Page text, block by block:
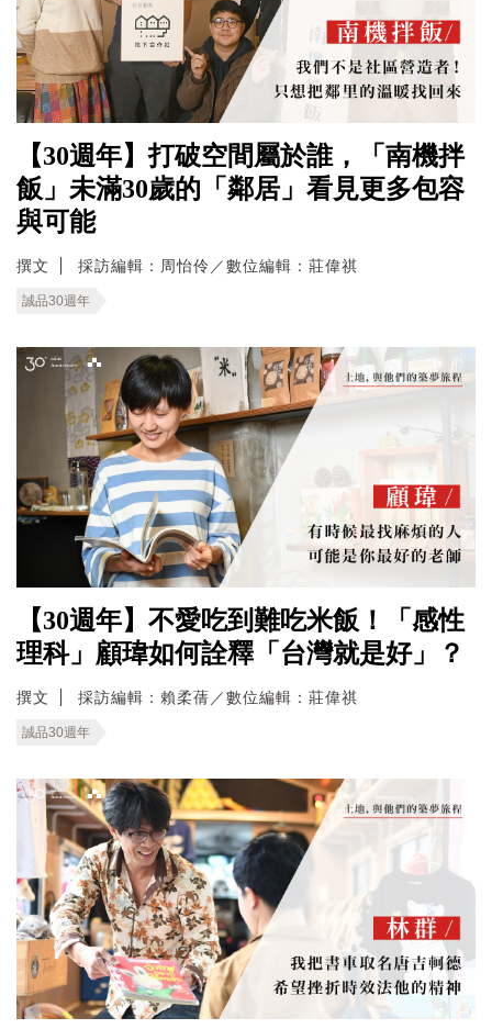
【30週年】打破空間屬於誰，「南機拌
飯」未滿30歲的「鄰居」看見更多包容
與可能
撰文 採訪編輯：周怡伶／數位編輯：莊偉祺
誠品30週年
【30週年】不愛吃到難吃米飯！「感性
理科」顧瑋如何詮釋「台灣就是好」？
撰文 採訪編輯：賴柔蒨／數位編輯：莊偉祺
誠品30週年